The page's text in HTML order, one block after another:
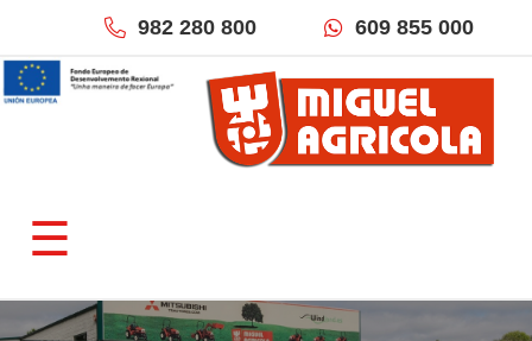
982 280 800 609 855 000
☰
×
QUIÉNES SOMOS
Empresa
Localización & Contacto